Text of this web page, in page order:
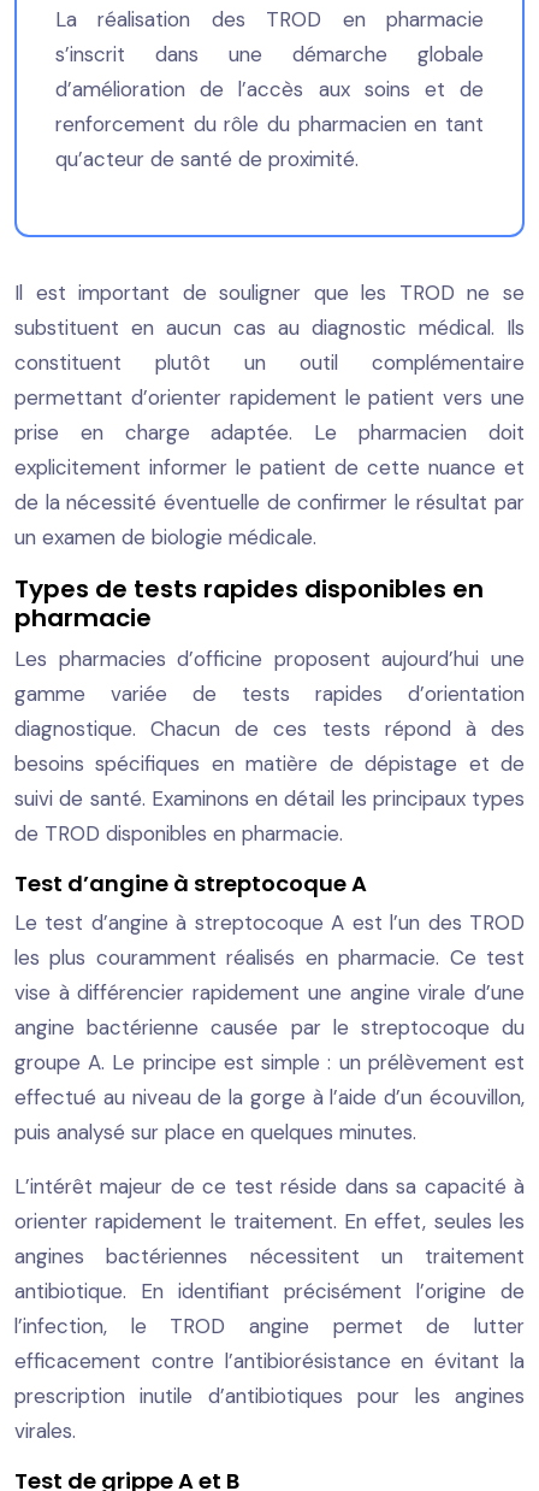
La réalisation des TROD en pharmacie
s’inscrit dans une démarche globale
d’amélioration de l’accès aux soins et de
renforcement du rôle du pharmacien en tant
qu’acteur de santé de proximité.
Il est important de souligner que les TROD ne se
substituent en aucun cas au diagnostic médical. Ils
constituent plutôt un outil complémentaire
permettant d’orienter rapidement le patient vers une
prise en charge adaptée. Le pharmacien doit
explicitement informer le patient de cette nuance et
de la nécessité éventuelle de confirmer le résultat par
un examen de biologie médicale.
Types de tests rapides disponibles en
pharmacie
Les pharmacies d’officine proposent aujourd’hui une
gamme variée de tests rapides d’orientation
diagnostique. Chacun de ces tests répond à des
besoins spécifiques en matière de dépistage et de
suivi de santé. Examinons en détail les principaux types
de TROD disponibles en pharmacie.
Test d’angine à streptocoque A
Le test d’angine à streptocoque A est l’un des TROD
les plus couramment réalisés en pharmacie. Ce test
vise à différencier rapidement une angine virale d’une
angine bactérienne causée par le streptocoque du
groupe A. Le principe est simple : un prélèvement est
effectué au niveau de la gorge à l’aide d’un écouvillon,
puis analysé sur place en quelques minutes.
L’intérêt majeur de ce test réside dans sa capacité à
orienter rapidement le traitement. En effet, seules les
angines bactériennes nécessitent un traitement
antibiotique. En identifiant précisément l’origine de
l’infection, le TROD angine permet de lutter
efficacement contre l’antibiorésistance en évitant la
prescription inutile d’antibiotiques pour les angines
virales.
Test de grippe A et B